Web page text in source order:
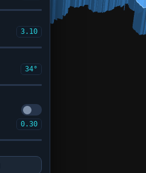
3.10
34°
0.30